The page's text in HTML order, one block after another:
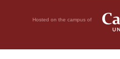
Hosted on the campus of